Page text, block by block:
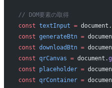
// DOM要素の取得
const textInput = document.
const generateBtn =
const downloadBtn =
const qrCanvas = document.
const placeholder =
const qrContainer =